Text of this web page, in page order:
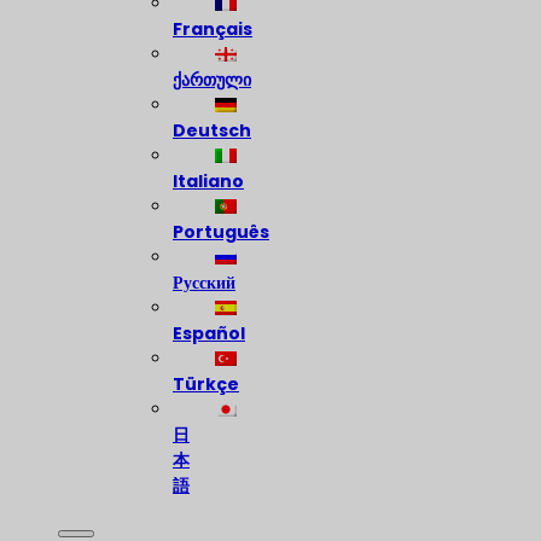
Français
ქართული
Deutsch
Italiano
Português
Русский
Español
Türkçe
日
本
語